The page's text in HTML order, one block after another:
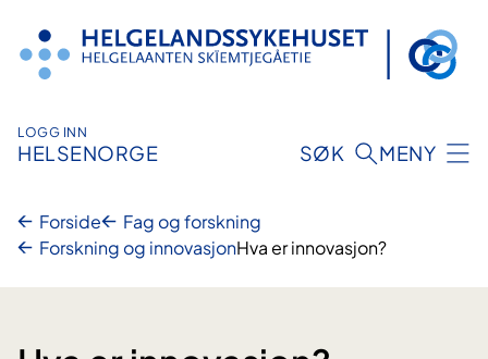
innhold
LOGG INN
HELSENORGE SØK MENY
Forside
Fag og forskning
Forskning og innovasjonHva er innovasjon?